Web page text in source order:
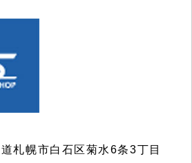
札幌市白石区菊水6条3丁目